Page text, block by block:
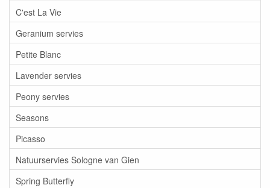
C'est La Vie
Geranium servies
Petite Blanc
Lavender servies
Peony servies
Seasons
Picasso
Natuurservies Sologne van Gien
Spring Butterfly